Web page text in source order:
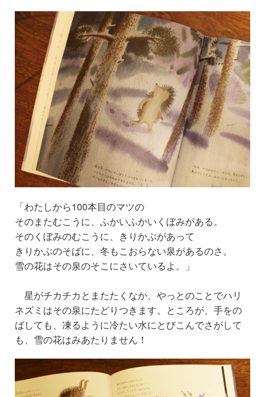
「わたしから100本目のマツの
そのまたむこうに、ふかいふかいくぼみがある。
そのくぼみのむこうに、きりかぶがあって
きりかぶのそばに、冬もこおらない泉があるのさ。
雪の花はその泉のそこにさいているよ。」
星がチカチカとまたたくなか、やっとのことでハリ
ネズミはその泉にたどりつきます。ところが、手をの
ばしても、凍るように冷たい水にとびこんでさがして
も、雪の花はみあたりません！